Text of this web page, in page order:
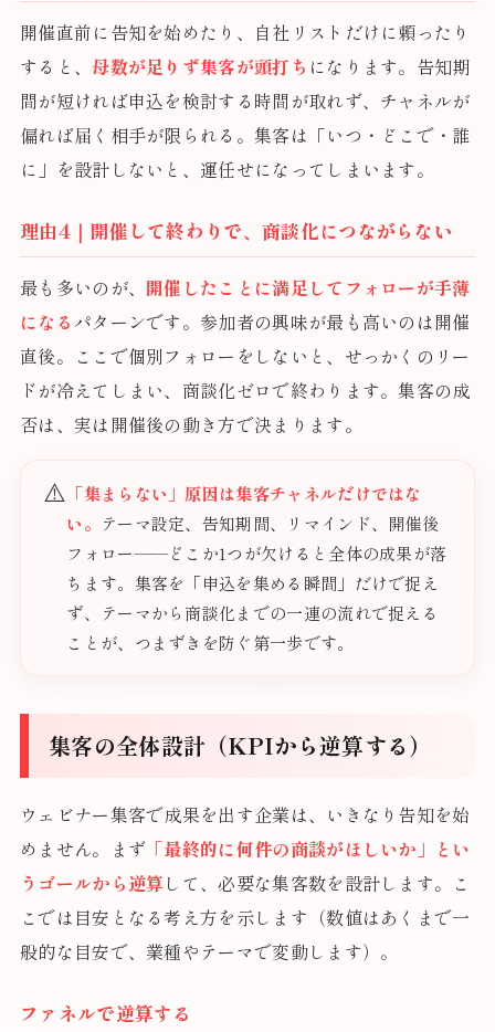
開催直前に告知を始めたり、自社リストだけに頼ったり
すると、母数が足りず集客が頭打ち になります。告知期
間が短ければ申込を検討する時間が取れず、チャネルが
偏れば届く相手が限られる。集客は「いつ・どこで・誰
に」を設計しないと、運任せになってしまいます。
理由4｜開催して終わりで、商談化につながらない
最も多いのが、 開催したことに満足してフォローが手薄
になるパターンです。参加者の興味が最も高いのは開催
直後。ここで個別フォローをしないと、せっかくのリー
ドが冷えてしまい、商談化ゼロで終わります。集客の成
否は、実は開催後の動き方で決まります。
⚠️ 「集まらない」原因は集客チャネルだけではな
い。 テーマ設定、告知期間、リマインド、開催後
フォロー——どこか1つが欠けると全体の成果が落
ちます。集客を「申込を集める瞬間」だけで捉え
ず、テーマから商談化までの一連の流れで捉える
ことが、つまずきを防ぐ第一歩です。
集客の全体設計（KPIから逆算する）
ウェビナー集客で成果を出す企業は、いきなり告知を始
めません。まず 「最終的に何件の商談がほしいか」とい
うゴールから逆算して、必要な集客数を設計します。こ
こでは目安となる考え方を示します（数値はあくまで一
般的な目安で、業種やテーマで変動します）。
ファネルで逆算する